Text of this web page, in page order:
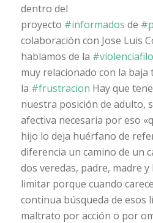
dentro del
proyecto #informados de #
colaboración con Jose Luis
hablamos de la #
muy relacionado con la baja
la #frustracion Hay que
nuestra posición de adulto,
afectiva necesaria por eso
hijo lo deja huérfano de
diferencia un camino de un
dos veredas, padre, madre
limitar porque cuando
continua búsqueda de esos
maltrato por acción o por